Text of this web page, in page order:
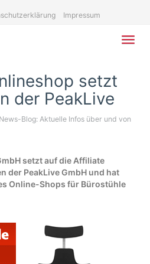
Impressum
setzt
der PeakLive
News-Blog: Aktuelle Infos über und von
setzt auf die Affiliate
der PeakLive GmbH und hat
Online-Shops für Bürostühle